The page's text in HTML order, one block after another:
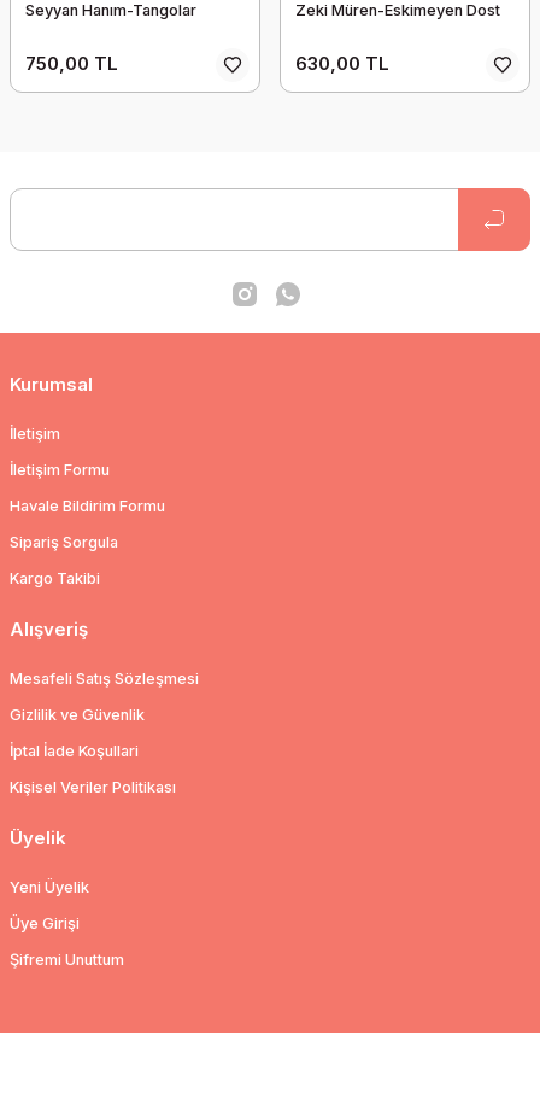
Seyyan Hanım-Tangolar
750,00 TL
Zeki Müren-Eskimeyen Dost
630,00 TL
Kurumsal
İletişim
İletişim Formu
Havale Bildirim Formu
Sipariş Sorgula
Kargo Takibi
Alışveriş
Mesafeli Satış Sözleşmesi
Gizlilik ve Güvenlik
İptal İade Koşullari
Kişisel Veriler Politikası
Üyelik
Yeni Üyelik
Üye Girişi
Şifremi Unuttum